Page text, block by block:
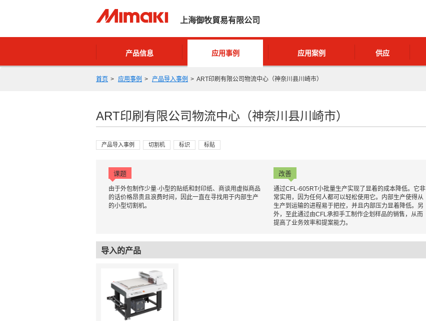
上海御牧貿易有限公司
产品信息 应用事例 应用案例 供应
首页 应用事例 产品导入事例 ART印刷有限公司物流中心（神奈川县川崎市）
ART印刷有限公司物流中心（神奈川县川崎市）
产品导入事例 切割机 标识 标贴
课题 改善
由于外包制作少量·小型的贴纸和封印纸、商谈用虚拟商品
的话价格昂贵且浪费时间，因此一直在寻找用于内部生产
的小型切割机。
通过CFL-605RT小批量生产实现了显着的成本降低。它非
常实用，因为任何人都可以轻松使用它。内部生产使得从
生产到运输的进程易于把控，并且内部压力显着降低。另
外，至此通过由CFL承担手工制作企划样品的销售，从而
提高了业务效率和提案能力。
导入的产品